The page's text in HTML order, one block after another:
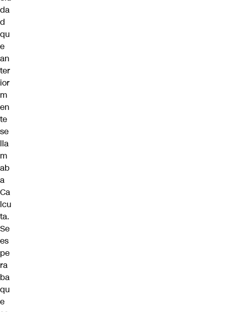
da
d
qu
e
an
ter
ior
m
en
te
se
lla
m
ab
a
Ca
lcu
ta.
Se
es
pe
ra
ba
qu
e